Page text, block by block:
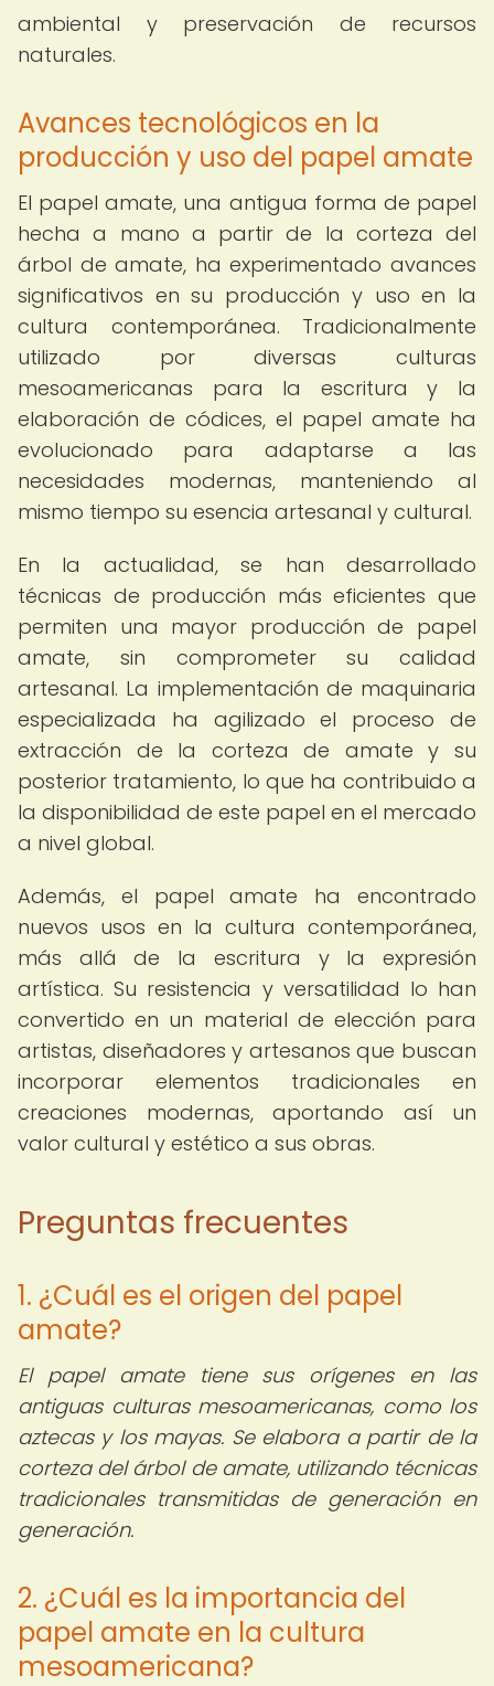
ambiental y preservación de recursos
naturales.
Avances tecnológicos en la
producción y uso del papel amate
El papel amate, una antigua forma de papel
hecha a mano a partir de la corteza del
árbol de amate, ha experimentado avances
significativos en su producción y uso en la
cultura contemporánea. Tradicionalmente
utilizado por diversas culturas
mesoamericanas para la escritura y la
elaboración de códices, el papel amate ha
evolucionado para adaptarse a las
necesidades modernas, manteniendo al
mismo tiempo su esencia artesanal y cultural.
En la actualidad, se han desarrollado
técnicas de producción más eficientes que
permiten una mayor producción de papel
amate, sin comprometer su calidad
artesanal. La implementación de maquinaria
especializada ha agilizado el proceso de
extracción de la corteza de amate y su
posterior tratamiento, lo que ha contribuido a
la disponibilidad de este papel en el mercado
a nivel global.
Además, el papel amate ha encontrado
nuevos usos en la cultura contemporánea,
más allá de la escritura y la expresión
artística. Su resistencia y versatilidad lo han
convertido en un material de elección para
artistas, diseñadores y artesanos que buscan
incorporar elementos tradicionales en
creaciones modernas, aportando así un
valor cultural y estético a sus obras.
Preguntas frecuentes
1. ¿Cuál es el origen del papel
amate?
El papel amate tiene sus orígenes en las
antiguas culturas mesoamericanas, como los
aztecas y los mayas. Se elabora a partir de la
corteza del árbol de amate, utilizando técnicas
tradicionales transmitidas de generación en
generación.
2. ¿Cuál es la importancia del
papel amate en la cultura
mesoamericana?